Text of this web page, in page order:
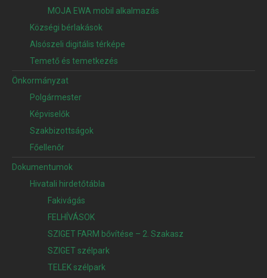
MOJA EWA mobil alkalmazás
Községi bérlakások
Alsószeli digitális térképe
Temető és temetkezés
Önkormányzat
Polgármester
Képviselők
Szakbizottságok
Főellenőr
Dokumentumok
Hivatali hirdetőtábla
Fakivágás
FELHÍVÁSOK
SZIGET FARM bővítése – 2. Szakasz
SZIGET szélpark
TELEK szélpark